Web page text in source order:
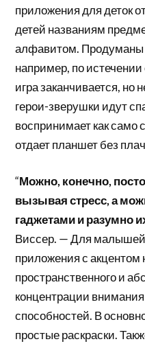
приложения для деток
детей названиям
алфавитом. Продуманы
например, по
игра заканчивается, но
герои-зверушки идут
воспринимает как
отдает планшет без
“Можно, конечно,
вызывая стресс, а
гаджетами и разумно
Виссер. — Для
приложения с акцентом
пространственного и
концентрации
способностей. В
простые раскраски.